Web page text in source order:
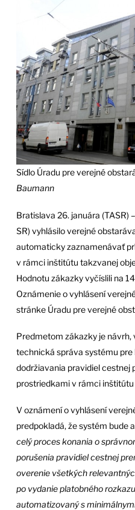
Sídlo Úradu pre verejné
Baumann
Bratislava 26. januára (TASR)
SR) vyhlásilo verejné
automaticky zaznamenávať
v rámci inštitútu takzvanej
Hodnotu zákazky vyčíslili na
Oznámenie o vyhlásení
stránke Úradu pre verejné
Predmetom zákazky je návrh,
technická správa systému
dodržiavania pravidiel
prostriedkami v rámci
V oznámení o vyhlásení
predpokladá, že systém bude
celý proces konania o
porušenia pravidiel cestnej
overenie všetkých
po vydanie platobného
automatizovaný s